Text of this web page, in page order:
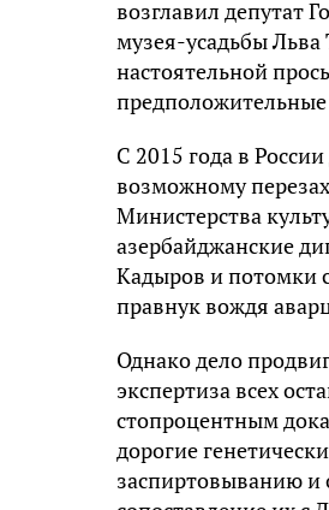
возглавил депутат
музея-усадьбы Льва
настоятельной
С 2015 года в
возможному
Министерства
азербайджанские
Кaдырoв и потомки
правнук вождя
Однако дело
экспертиза всех
стопроцентным
дорогие
заспиртовыванию и